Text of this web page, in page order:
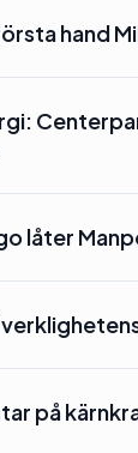
hand
låter
på